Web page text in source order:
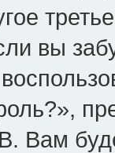
вы
Вам